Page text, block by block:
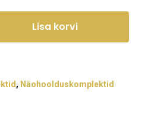
Lisa korvi
, Näohoolduskomplektid